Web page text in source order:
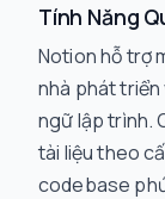
Tính Năng
Notion hỗ trợ
nhà phát
ngữ lập trình.
tài liệu theo
codebase